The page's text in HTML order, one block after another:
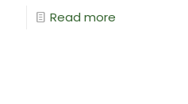
Read more